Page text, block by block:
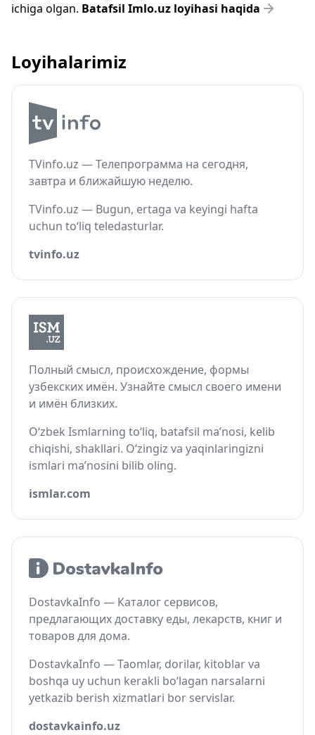
ichiga olgan. Batafsil Imlo.uz loyihasi haqida
Loyihalarimiz
TVinfo.uz — Телепрограмма на сегодня,
завтра и ближайшую неделю.
TVinfo.uz — Bugun, ertaga va keyingi hafta
uchun to‘liq teledasturlar.
tvinfo.uz
Полный смысл, происхождение, формы
узбекских имён. Узнайте смысл своего имени
и имён близких.
O‘zbek Ismlarning to‘liq, batafsil ma’nosi, kelib
chiqishi, shakllari. O‘zingiz va yaqinlaringizni
ismlari ma’nosini bilib oling.
ismlar.com
DostavkaInfo — Каталог сервисов,
предлагающих доставку еды, лекарств, книг и
товаров для дома.
DostavkaInfo — Taomlar, dorilar, kitoblar va
boshqa uy uchun kerakli bo‘lagan narsalarni
yetkazib berish xizmatlari bor servislar.
dostavkainfo.uz